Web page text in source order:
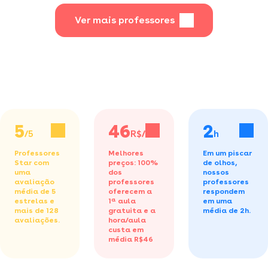
Ver mais professores
5/5
Professores
Star com
uma
avaliação
média de 5
estrelas e
mais de 128
avaliações.
46R$/h
Melhores
preços: 100%
dos
professores
oferecem a
1ª aula
gratuita e a
hora/aula
custa em
média R$46
2h
Em um piscar
de olhos,
nossos
professores
respondem
em uma
média de 2h.